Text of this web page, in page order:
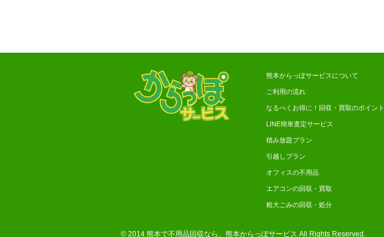
熊本からっぽサービスについて
ご利用の流れ
なるべくお得に！回収・買取のポイント
LINE簡単査定サービス
積み放題プラン
引越しプラン
オフィスの不用品
エアコンの回収・買取
粗大ごみの回収・処分
© 2014 熊本で不用品回収なら、熊本からっぽサービス All Rights Reserved.